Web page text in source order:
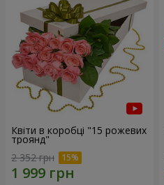
Квіти в коробці "15 рожевих
троянд"
2 352 грн